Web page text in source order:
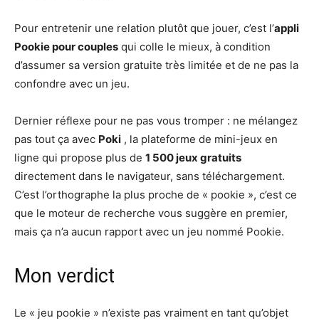
Pour entretenir une relation plutôt que jouer, c’est l’appli
Pookie pour couples qui colle le mieux, à condition
d’assumer sa version gratuite très limitée et de ne pas la
confondre avec un jeu.
Dernier réflexe pour ne pas vous tromper : ne mélangez
pas tout ça avec Poki , la plateforme de mini-jeux en
ligne qui propose plus de 1 500 jeux gratuits
directement dans le navigateur, sans téléchargement.
C’est l’orthographe la plus proche de « pookie », c’est ce
que le moteur de recherche vous suggère en premier,
mais ça n’a aucun rapport avec un jeu nommé Pookie.
Mon verdict
Le « jeu pookie » n’existe pas vraiment en tant qu’objet